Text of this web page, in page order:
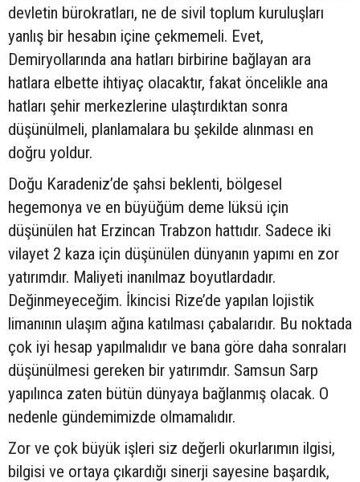
devletin bürokratları, ne de sivil toplum kuruluşları
yanlış bir hesabın içine çekmemeli. Evet,
Demiryollarında ana hatları birbirine bağlayan ara
hatlara elbette ihtiyaç olacaktır, fakat öncelikle ana
hatları şehir merkezlerine ulaştırdıktan sonra
düşünülmeli, planlamalara bu şekilde alınması en
doğru yoldur.
Doğu Karadeniz’de şahsi beklenti, bölgesel
hegemonya ve en büyüğüm deme lüksü için
düşünülen hat Erzincan Trabzon hattıdır. Sadece iki
vilayet 2 kaza için düşünülen dünyanın yapımı en zor
yatırımdır. Maliyeti inanılmaz boyutlardadır.
Değinmeyeceğim. İkincisi Rize’de yapılan lojistik
limanının ulaşım ağına katılması çabalarıdır. Bu noktada
çok iyi hesap yapılmalıdır ve bana göre daha sonraları
düşünülmesi gereken bir yatırımdır. Samsun Sarp
yapılınca zaten bütün dünyaya bağlanmış olacak. O
nedenle gündemimizde olmamalıdır.
Zor ve çok büyük işleri siz değerli okurlarımın ilgisi,
bilgisi ve ortaya çıkardığı sinerji sayesine başardık,